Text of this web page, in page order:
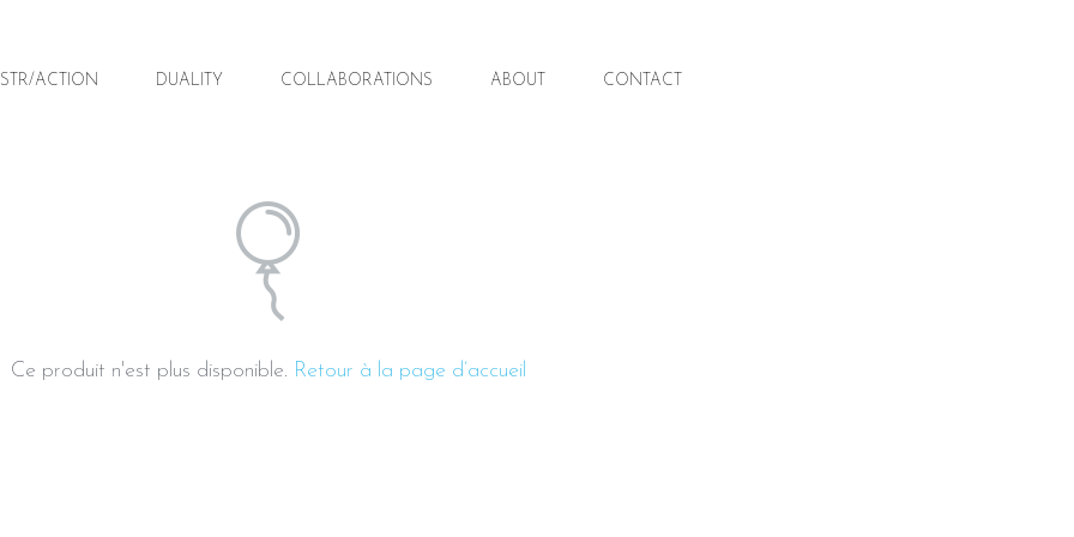
ACTION DUALITY COLLABORATIONS ABOUT CONTACT
ACTION DUALITY COLLABORATIONS ABOUT CONTACT
Ce produit n'est plus disponible. Retour à la page d’accueil